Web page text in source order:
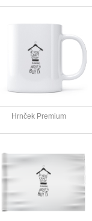
Hrnček Premium